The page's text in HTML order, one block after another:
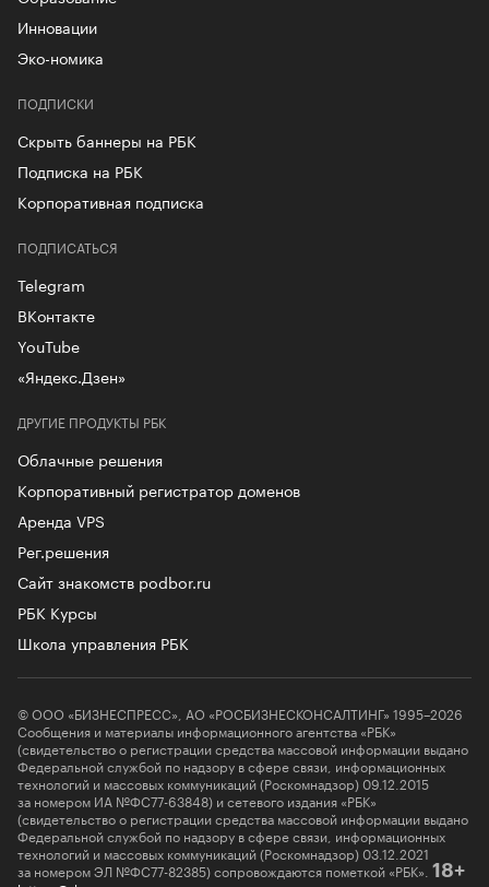
Инновации
Эко-номика
ПОДПИСКИ
Скрыть баннеры на РБК
Подписка на РБК
Корпоративная подписка
ДРУГИЕ ПРОДУКТЫ РБК
Облачные решения
Корпоративный регистратор доменов
Аренда VPS
Рег.решения
Сайт знакомств podbor.ru
РБК Курсы
Школа управления РБК
ПОДПИСАТЬСЯ
Telegram
ВКонтакте
YouTube
«Яндекс.Дзен»
© ООО «БИЗНЕСПРЕСС», АО «РОСБИЗНЕСКОНСАЛТИНГ» 1995–2026
Сообщения и материалы информационного агентства «РБК»
(свидетельство о регистрации средства массовой информации выдано
Федеральной службой по надзору в сфере связи, информационных
технологий и массовых коммуникаций (Роскомнадзор) 09.12.2015
за номером ИА №ФС77-63848) и сетевого издания «РБК»
(свидетельство о регистрации средства массовой информации выдано
Федеральной службой по надзору в сфере связи, информационных
технологий и массовых коммуникаций (Роскомнадзор) 03.12.2021
за номером ЭЛ №ФС77-82385) сопровождаются пометкой «РБК». 18+